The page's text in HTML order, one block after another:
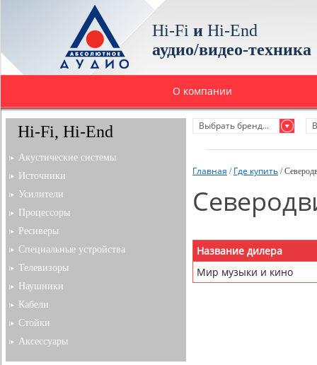
Hi-Fi и Hi-End
аудио/видео-техника
О компании
Выбрать бренд...
Главная / Где купить /
Название дилера
Мир музыки и кино
Hi-Fi, Hi-End
Акустические системы
Источники
Усилители
Процессоры
Ресиверы
Специальные устройства
Телевизоры
Наушники
Кабели
Стойки
Аксессуары